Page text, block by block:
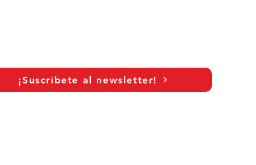
¡Suscríbete al newsletter!